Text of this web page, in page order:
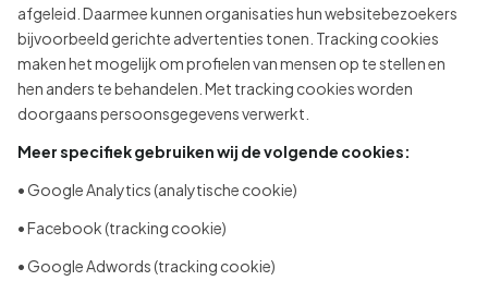
afgeleid. Daarmee kunnen organisaties hun websitebezoekers
bijvoorbeeld gerichte advertenties tonen. Tracking cookies
maken het mogelijk om profielen van mensen op te stellen en
hen anders te behandelen. Met tracking cookies worden
doorgaans persoonsgegevens verwerkt.
Meer specifiek gebruiken wij de volgende cookies:
• Google Analytics (analytische cookie)
• Facebook (tracking cookie)
• Google Adwords (tracking cookie)